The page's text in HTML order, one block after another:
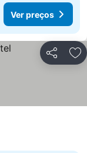
Ver preços
Partilhar